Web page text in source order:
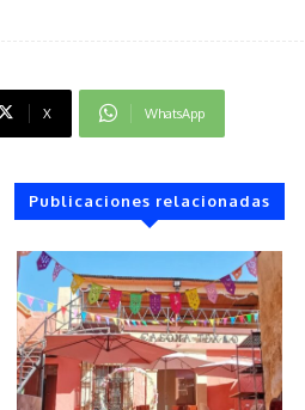
X WhatsApp
Publicaciones relacionadas